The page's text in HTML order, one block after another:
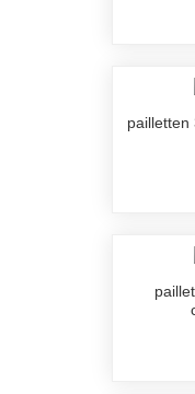
pailletten